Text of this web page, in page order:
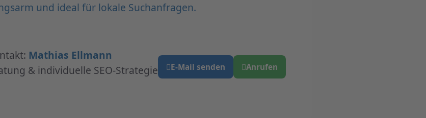
und ideal für lokale Suchanfragen.
Mathias Ellmann
& individuelle SEO-Strategie
E-Mail senden Anrufen